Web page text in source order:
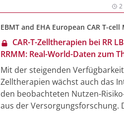
zum klinischen Einsatz.
2
EBMT and EHA European CAR T-
CAR-T-Zelltherapien bei RR
RRMM: Real-World-Daten zum
Sicherheit zeigen Unterschiede
Mit der steigenden Verfügbarkeit
Zelltherapien wächst auch das
den beobachteten Nutzen-
aus der Versorgungsforschung.